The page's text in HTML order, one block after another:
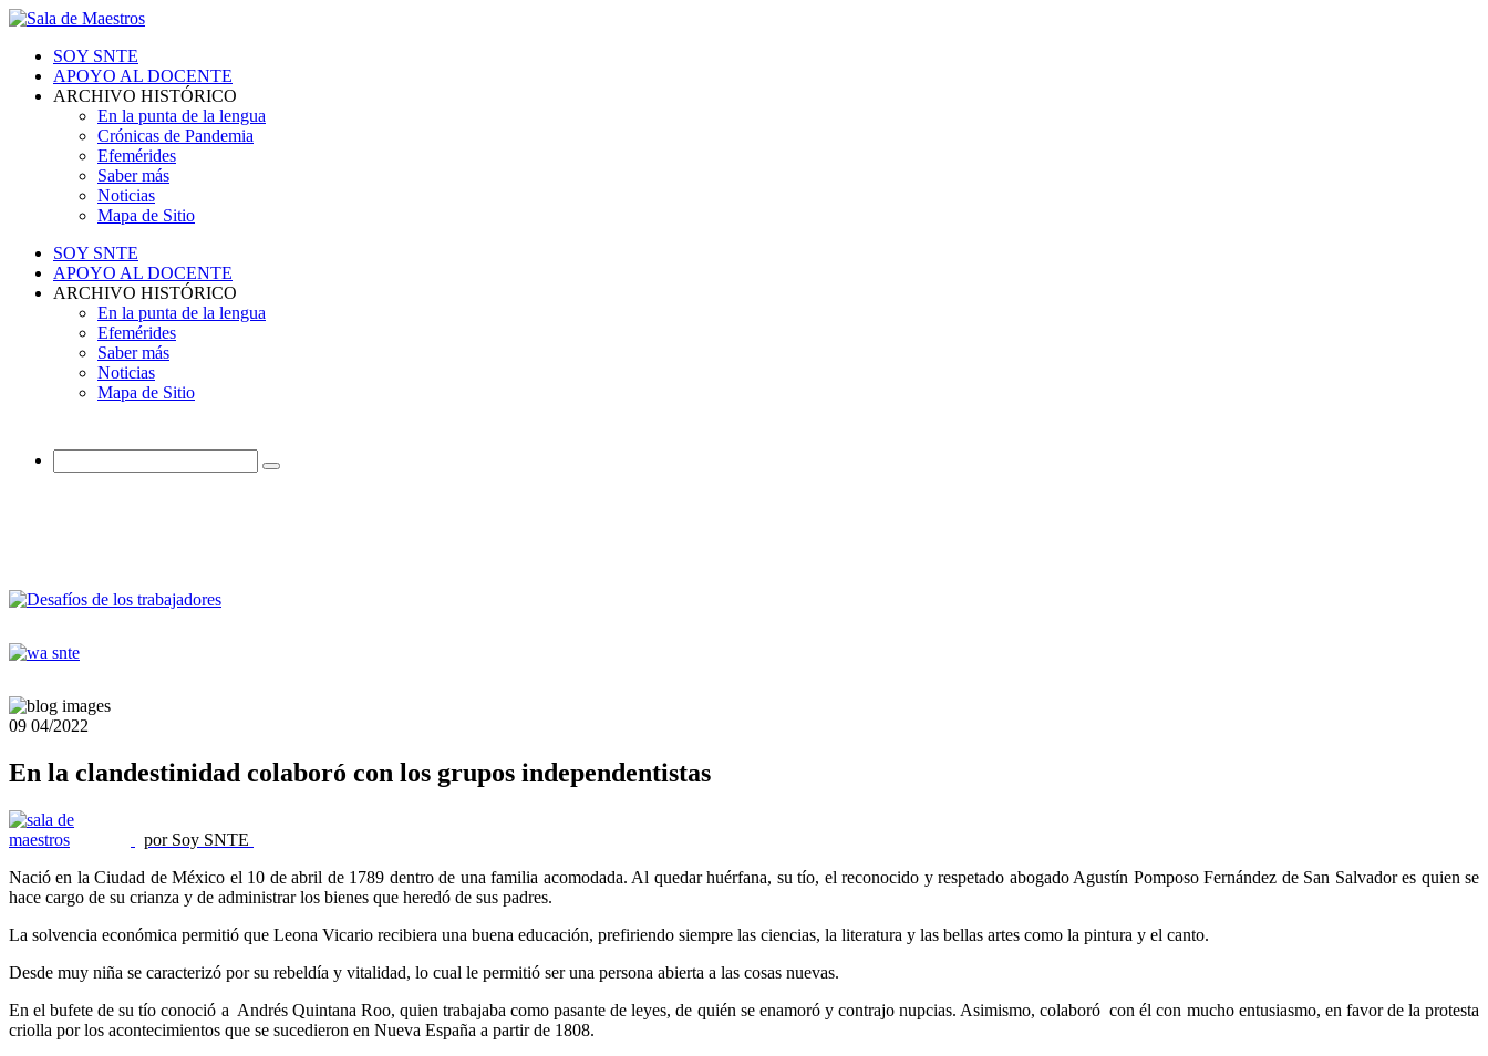
SOY SNTE
APOYO AL DOCENTE
ARCHIVO HISTÓRICO
En la punta de la lengua
Crónicas de Pandemia
Efemérides
Saber más
Noticias
Mapa de Sitio
SOY SNTE
APOYO AL DOCENTE
ARCHIVO HISTÓRICO
En la punta de la lengua
Efemérides
Saber más
Noticias
Mapa de Sitio
09 04/2022
En la clandestinidad colaboró con los grupos independentistas
por Soy SNTE
Nació en la Ciudad de México el 10 de abril de 1789 dentro de una familia acomodada. Al quedar huérfana, su tío, el reconocido y respetado abogado Agustín Pomposo Fernández de San Salvador es quien se
hace cargo de su crianza y de administrar los bienes que heredó de sus padres.
La solvencia económica permitió que Leona Vicario recibiera una buena educación, prefiriendo siempre las ciencias, la literatura y las bellas artes como la pintura y el canto.
Desde muy niña se caracterizó por su rebeldía y vitalidad, lo cual le permitió ser una persona abierta a las cosas nuevas.
En el bufete de su tío conoció a Andrés Quintana Roo, quien trabajaba como pasante de leyes, de quién se enamoró y contrajo nupcias. Asimismo, colaboró con él con mucho entusiasmo, en favor de la protesta
criolla por los acontecimientos que se sucedieron en Nueva España a partir de 1808.